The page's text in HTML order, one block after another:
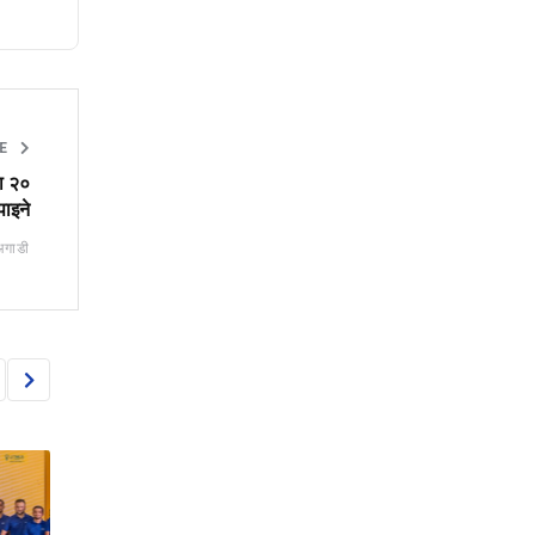
२०